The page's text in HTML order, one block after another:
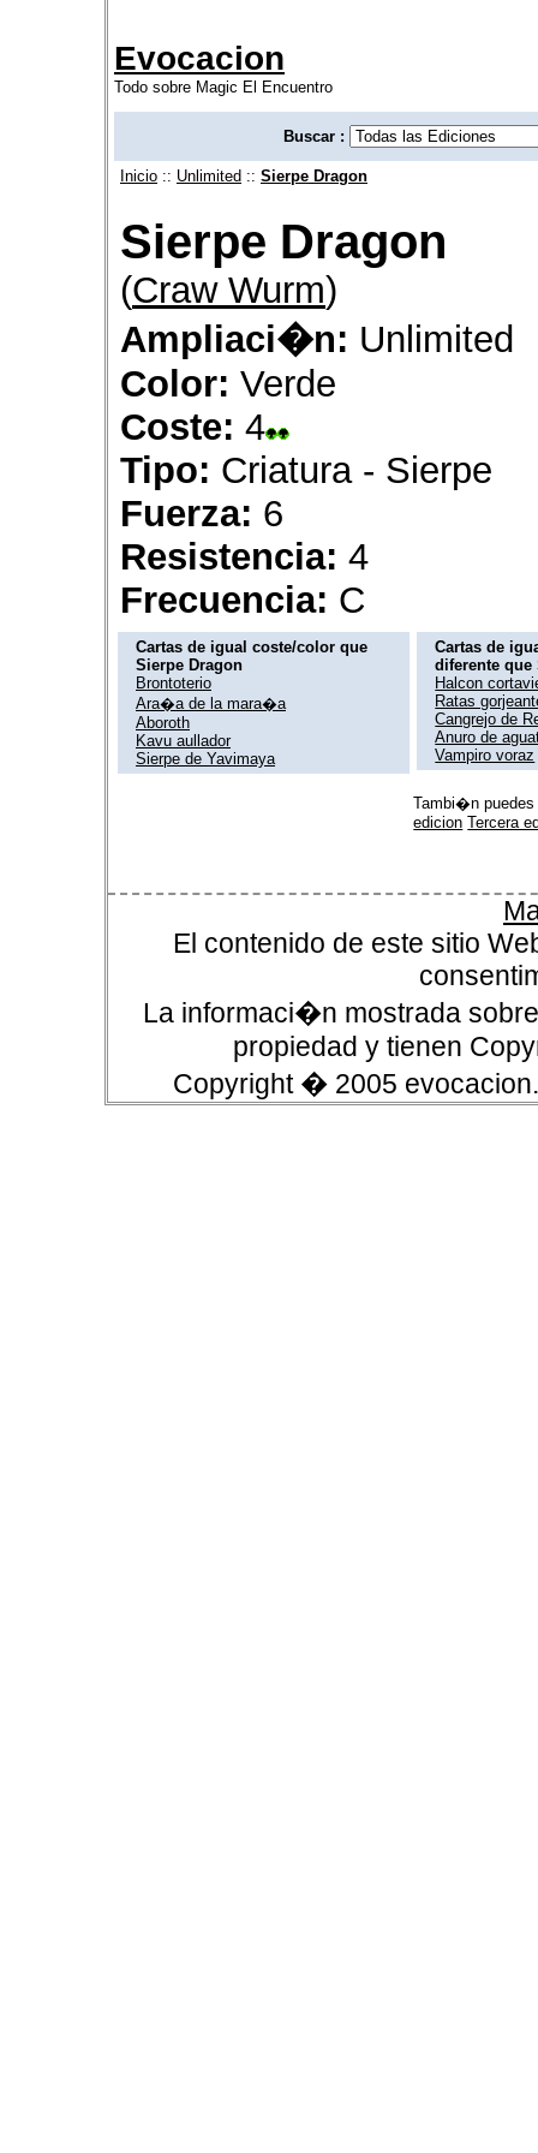
Evocacion
Todo sobre Magic El Encuentro
Buscar :
Inicio :: Unlimited :: Sierpe Dragon
Sierpe Dragon
(Craw Wurm)
Ampliaci�n: Unlimited
Color: Verde
Coste: 4
Tipo: Criatura - Sierpe
Fuerza: 6
Resistencia: 4
Frecuencia: C
Cartas de igual coste/color que
Sierpe Dragon
Brontoterio
Ara�a de la mara�a
Aboroth
Kavu aullador
Sierpe de Yavimaya
Cartas de
diferente que
Halcon
Ratas
Cangrejo de
Anuro de
Vampiro voraz
Tambi�n
edicion Tercera
El contenido de este sitio
La informaci�n mostrada
propiedad y tienen
Copyright � 2005